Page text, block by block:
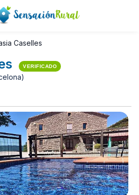
Caselles
VERIFICADO